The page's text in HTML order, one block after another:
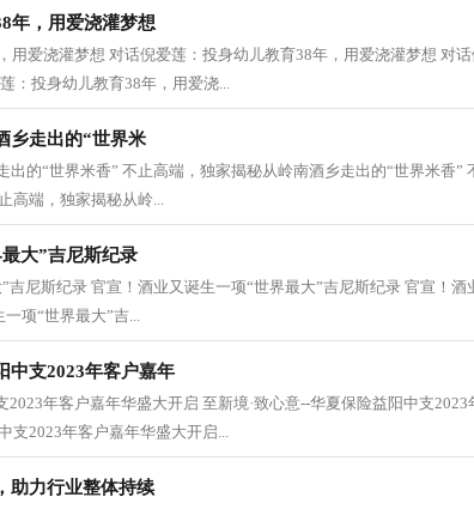
年，用爱浇灌梦想
用爱浇灌梦想 对话倪爱莲：投身幼儿教育38年，用爱浇灌梦想 对
：投身幼儿教育38年，用爱浇...
乡走出的“世界米
出的“世界米香” 不止高端，独家揭秘从岭南酒乡走出的“世界米香”
高端，独家揭秘从岭...
大”吉尼斯纪录
吉尼斯纪录 官宣！酒业又诞生一项“世界最大”吉尼斯纪录 官宣！酒
项“世界最大”吉...
中支2023年客户嘉年
2023年客户嘉年华盛大开启 至新境·致心意--华夏保险益阳中支
支2023年客户嘉年华盛大开启...
助力行业整体持续